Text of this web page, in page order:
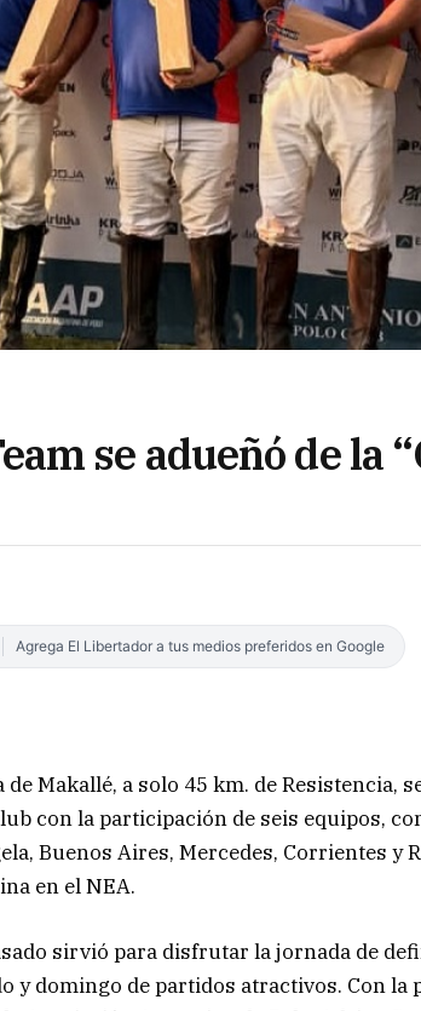
se adueñó de la
Agrega El Libertador a tus medios preferidos en Google
Makallé, a solo 45 km. de Resistencia,
con la participación de seis equipos,
Buenos Aires, Mercedes, Corrientes y
en el NEA.
sirvió para disfrutar la jornada de
y domingo de partidos atractivos. Con la